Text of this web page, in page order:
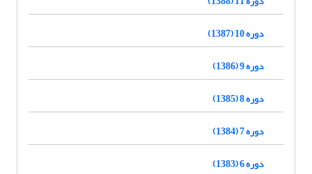
دوره 10 (1387)
دوره 9 (1386)
دوره 8 (1385)
دوره 7 (1384)
دوره 6 (1383)